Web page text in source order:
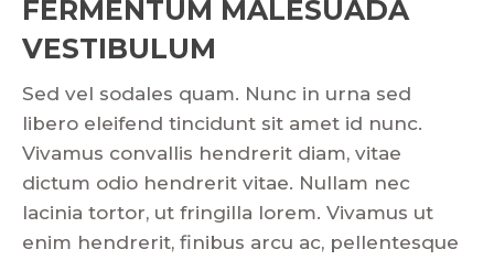
FERMENTUM MALESUADA
VESTIBULUM
Sed vel sodales quam. Nunc in urna sed
libero eleifend tincidunt sit amet id nunc.
Vivamus convallis hendrerit diam, vitae
dictum odio hendrerit vitae. Nullam nec
lacinia tortor, ut fringilla lorem. Vivamus ut
enim hendrerit, finibus arcu ac, pellentesque